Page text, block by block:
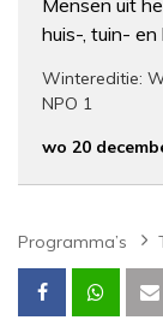
Mensen uit
huis-, tuin- en
Wintereditie:
NPO 1
wo 20
Programma’s